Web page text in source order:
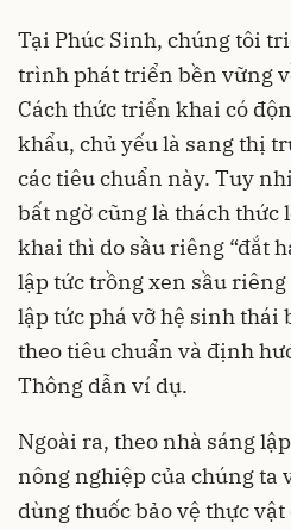
Tại Phúc Sinh, chúng tôi
trình phát triển bền vững
Cách thức triển khai có
khẩu, chủ yếu là sang thị
các tiêu chuẩn này. Tuy
bất ngờ cũng là thách
khai thì do sầu riêng “đắt
lập tức trồng xen sầu riêng
lập tức phá vỡ hệ sinh thái
theo tiêu chuẩn và định
Thông dẫn ví dụ.
Ngoài ra, theo nhà sáng
nông nghiệp của chúng ta
dùng thuốc bảo vệ thực